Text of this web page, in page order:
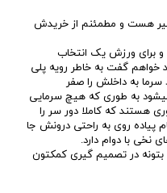
هست و مطمئنم از خریدش
و برای ورزش یک انتخاب
خواهم گفت به خاطر رویه پلی
به داخلش را صفر
میشود به طوری که هیچ سرمایی
هستند که کاملا دور سر را
پیاده روی به راحتی درونش جا
نخی با دوام دارد.
بتونه در تصمیم گیری کمکتون